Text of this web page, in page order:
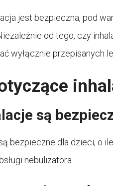
jest bezpieczna, pod
od tego, czy
wyłącznie przepisanych
są
bezpieczne dla dzieci, o
nebulizatora.